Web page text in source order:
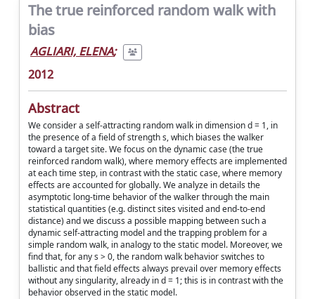
The true reinforced random walk with
bias
AGLIARI, ELENA;
2012
Abstract
We consider a self-attracting random walk in dimension d = 1, in
the presence of a field of strength s, which biases the walker
toward a target site. We focus on the dynamic case (the true
reinforced random walk), where memory effects are implemented
at each time step, in contrast with the static case, where memory
effects are accounted for globally. We analyze in details the
asymptotic long-time behavior of the walker through the main
statistical quantities (e.g. distinct sites visited and end-to-end
distance) and we discuss a possible mapping between such a
dynamic self-attracting model and the trapping problem for a
simple random walk, in analogy to the static model. Moreover, we
find that, for any s > 0, the random walk behavior switches to
ballistic and that field effects always prevail over memory effects
without any singularity, already in d = 1; this is in contrast with the
behavior observed in the static model.